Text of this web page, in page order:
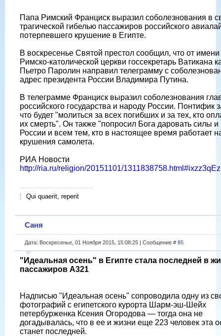
Папа Римский Франциск выразил соболезнования в
трагической гибелью пассажиров российского
потерпевшего крушение в Египте.
В воскресенье Святой престол сообщил, что от
Римско-католической церкви госсекретарь Ватикана
Пьетро Паролин направил телеграмму с
адрес президента России Владимира Путина.
В телеграмме Франциск выразил соболезнования
российского государства и народу России. Понтифик
что будет "молиться за всех погибших и за тех, кто
их смерть". Он также "попросил Бога даровать силы
России и всем тем, кто в настоящее время работает
крушения самолета.
РИА Новости
http://ria.ru/religion/20151101/
Qui quaerit, reperit
Саня
Дата: Воскресенье, 01 Ноября 2015, 15:08:25 | Сообщение # 85
"Идеальная осень" в Египте стала последней в
пассажиров A321
Надписью "Идеальная осень" сопроводила одну из
фотографий с египетского курорта Шарм-эш-Шейх
петербурженка Ксения Огородова — тогда она не
догадывалась, что в ее и жизни еще 223 человек эта
станет последней.